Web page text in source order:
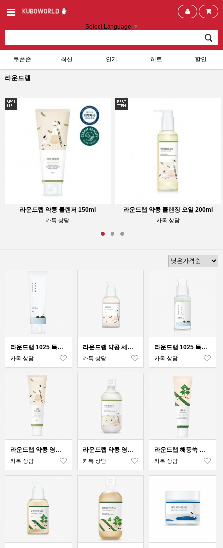
Select Language ▼
쿠폰존 최신 인기 히트 할인
라운드랩
라운드랩 약콩 클렌저 150ml
카톡 상담
라운드랩 약콩 클렌징 오일 200ml
카톡 상담
라운드랩 1025 독도 필링젤120ml
카톡 상담
라운드랩 약콩 세럼 50ml
카톡 상담
라운드랩 1025 독도 듀얼 에센스 30ml
카톡 상담
라운드랩 약콩 영양 크림 50ml
카톡 상담
라운드랩 약콩 영양 토너 300ml
카톡 상담
라운드랩 해풍쑥 진정 크림 50ml
카톡 상담